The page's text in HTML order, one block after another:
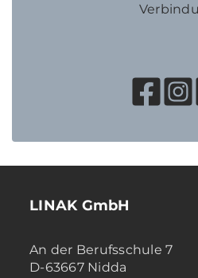
LINAK GmbH
An der Berufsschule 7
D-63667 Nidda